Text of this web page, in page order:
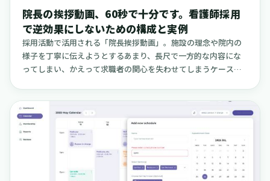
囲で実施されるものです。実施する際には、必ず医師の指示の
もとで行い、その理由を患者さんに伝え、頻繁に状態を確認
し、すべての経過を記録に残すことが義務付けられています。
院長の挨拶動画、60秒で十分です。看護師採用
で逆効果にしないための構成と実例
採用活動で活用される「院長挨拶動画」。施設の理念や院内の
様子を丁寧に伝えようとするあまり、長尺で一方的な内容にな
ってしまい、かえって求職者の関心を失わせてしまうケースが
ような表現は、視聴離脱の大きな原因となります。しかし、要
点を絞り、働く人の日常や具体的な「約束」を60秒という短い
時間でテンポ良く見せる動画は、応募前の不安を和らげ、施設
への親近感を育む大きな力になります。見学や応募といった次
の行動へ、そっと背中を押すきっかけにもなるでしょう。この
記事では、院長挨拶動画を「逆効果」にしないために、「60秒